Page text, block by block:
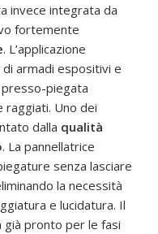
invece integrata da
fortemente
. L’applicazione
armadi espositivi e
presso-piegata
Uno dei
dalla qualità
. La pannellatrice
senza lasciare
la necessità
e lucidatura. Il
già pronto per le fasi